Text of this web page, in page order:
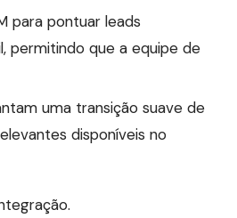
para pontuar leads
permitindo que a equipe de
uma transição suave de
disponíveis no